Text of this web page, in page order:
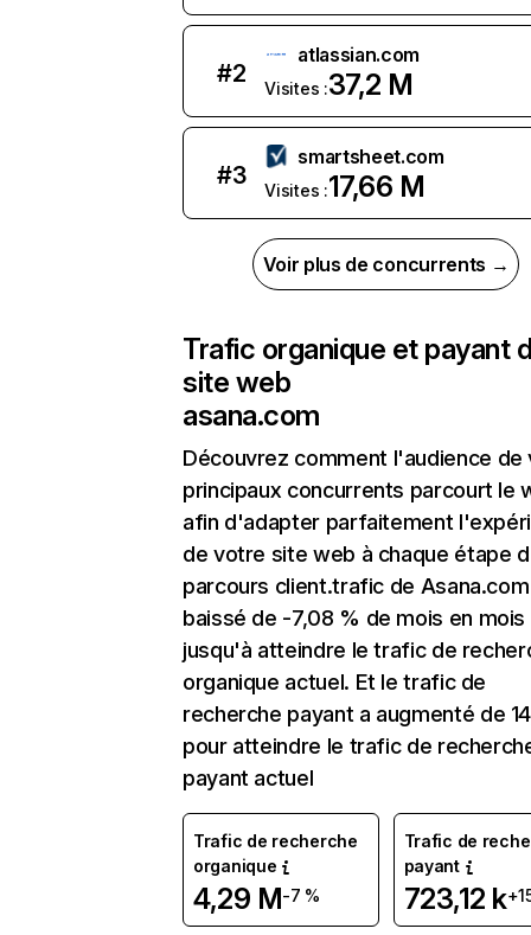
#2
atlassian.com
Visites :37,2 M
#3
smartsheet.com
Visites :17,66 M
Voir plus de concurrents →
Trafic organique et payant
site web
asana.com
Découvrez comment l'audience de
principaux concurrents parcourt le
afin d'adapter parfaitement
de votre site web à chaque étape
parcours client.trafic de
baissé de -7,08 % de mois en mois
jusqu'à atteindre le trafic de
organique actuel. Et le trafic de
recherche payant a augmenté de
pour atteindre le trafic de
payant actuel
Trafic de recherche
organique
4,29 M-7 %
Trafic de
payant
723,12 k